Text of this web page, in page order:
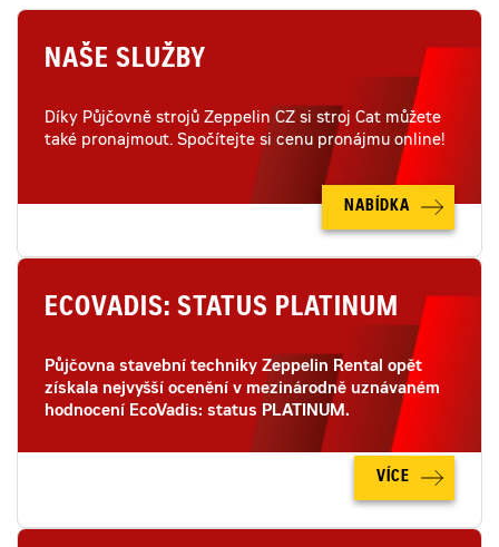
NAŠE SLUŽBY
Díky Půjčovně strojů Zeppelin CZ si stroj Cat můžete
také pronajmout. Spočítejte si cenu pronájmu online!
NABÍDKA
ECOVADIS: STATUS PLATINUM
Půjčovna stavební techniky Zeppelin Rental opět
získala nejvyšší ocenění v mezinárodně uznávaném
hodnocení EcoVadis: status PLATINUM.
VÍCE